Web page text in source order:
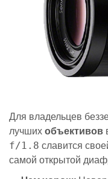
Для владельцев
лучшихобъективов
f/1.8 славится
самой открытой